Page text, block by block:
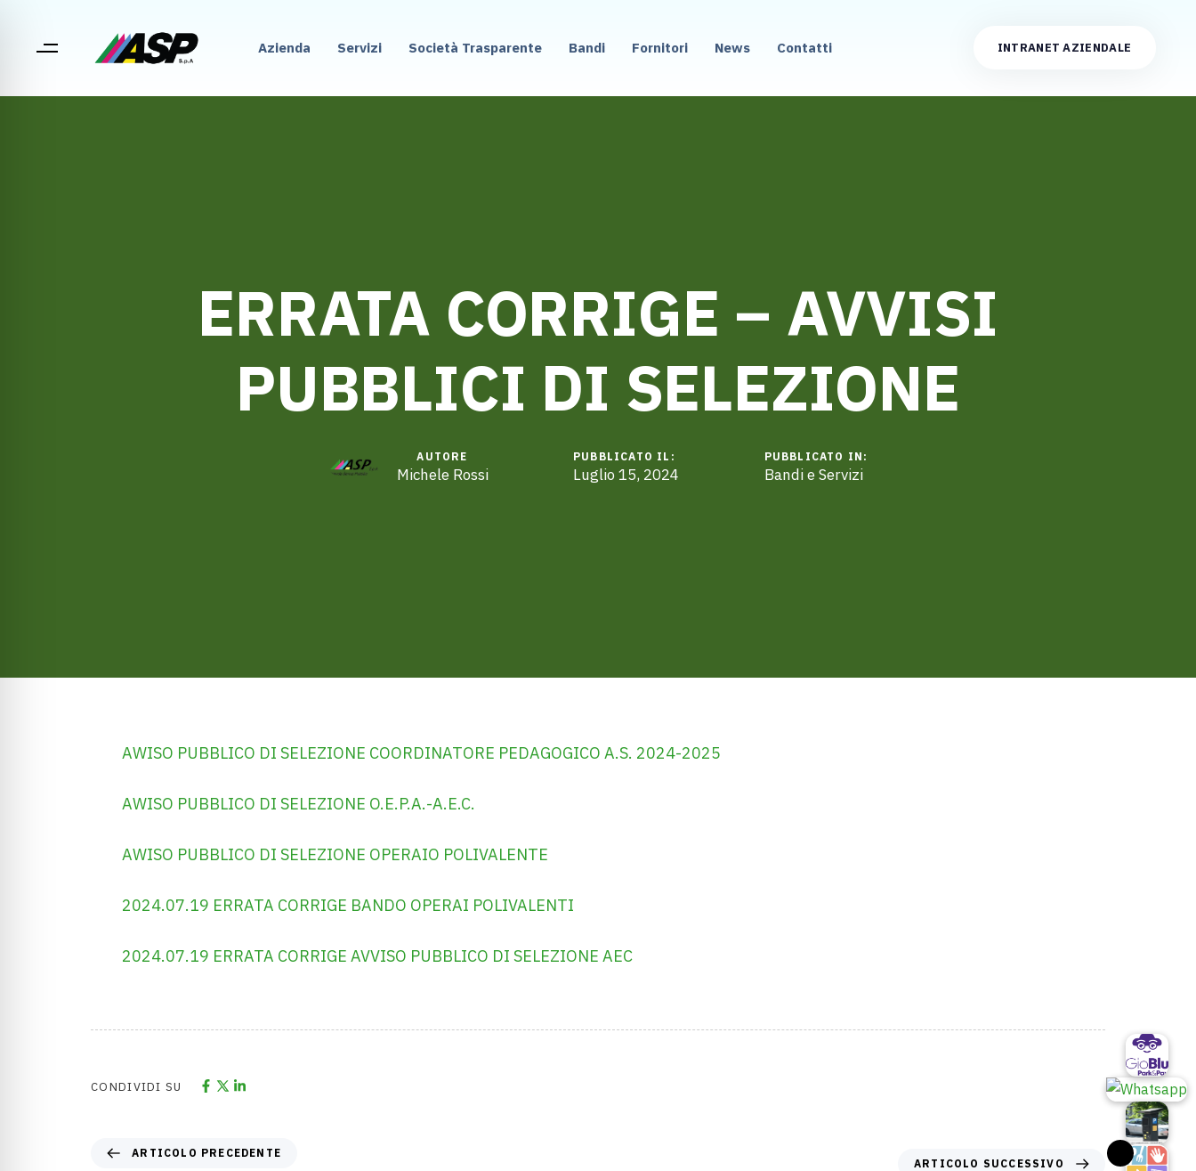
Azienda Servizi Società Trasparente Bandi Fornitori News Contatti INTRANET AZIENDALE
ERRATA CORRIGE – AVVISI
PUBBLICI DI SELEZIONE
AUTORE
Michele Rossi
PUBBLICATO IL:
Luglio 15, 2024
PUBBLICATO IN:
Bandi e Servizi
AWISO PUBBLICO DI SELEZIONE COORDINATORE PEDAGOGICO A.S. 2024-2025
AWISO PUBBLICO DI SELEZIONE O.E.P.A.-A.E.C.
AWISO PUBBLICO DI SELEZIONE OPERAIO POLIVALENTE
2024.07.19 ERRATA CORRIGE BANDO OPERAI POLIVALENTI
2024.07.19 ERRATA CORRIGE AVVISO PUBBLICO DI SELEZIONE AEC
CONDIVIDI SU
ARTICOLO PRECEDENTE
ARTICOLO SUCCESSIVO